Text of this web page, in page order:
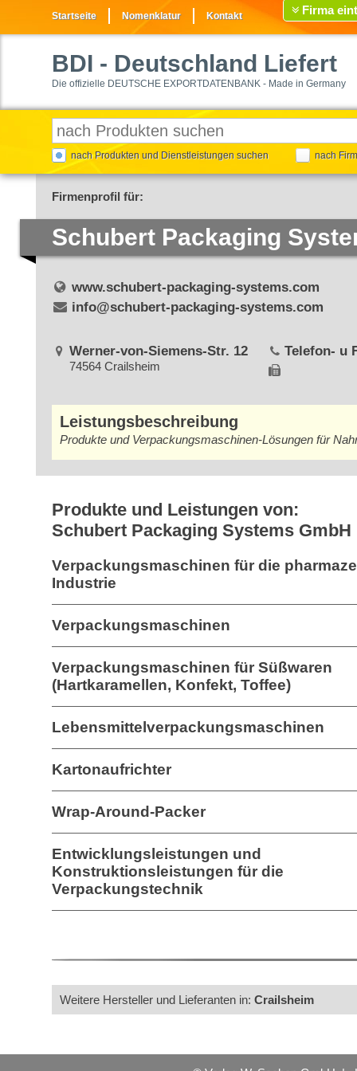
Startseite Nomenklatur Kontakt Firma
BDI - Deutschland Liefert
Die offizielle DEUTSCHE EXPORTDATENBANK - Made in Germany
nach Produkten und Dienstleistungen suchen nach
Firmenprofil für:
Schubert Packaging
www.schubert-packaging-systems.com
info@schubert-packaging-systems.com
Werner-von-Siemens-Str. 12
74564 Crailsheim
Telefon- u
Leistungsbeschreibung
Produkte und Verpackungsmaschinen-Lösungen für
Produkte und Leistungen von:
Schubert Packaging Systems GmbH
Verpackungsmaschinen für die
Industrie
Verpackungsmaschinen
Verpackungsmaschinen für Süßwaren
(Hartkaramellen, Konfekt, Toffee)
Lebensmittelverpackungsmaschinen
Kartonaufrichter
Wrap-Around-Packer
Entwicklungsleistungen und
Konstruktionsleistungen für die
Verpackungstechnik
Weitere Hersteller und Lieferanten in: Crailsheim